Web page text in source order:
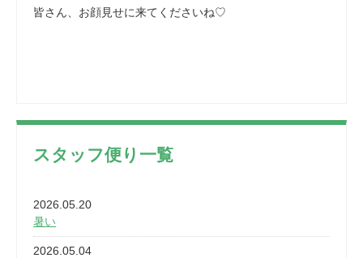
皆さん、お顔見せに来てくださいね♡
スタッフ便り一覧
2026.05.20
暑い
2026.05.04